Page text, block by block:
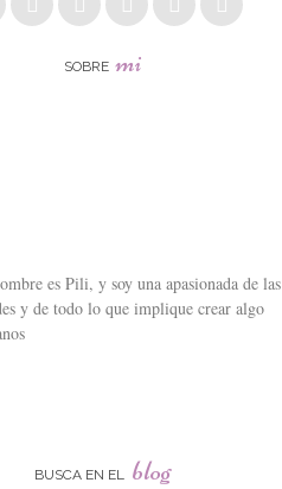
SOBRE mi
es Pili, y soy una apasionada de las
y de todo lo que implique crear algo
BUSCA EN EL blog